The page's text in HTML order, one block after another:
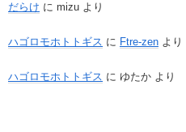
だらけ に mizu より
ハゴロモホトトギス に Ftre-zen より
ハゴロモホトトギス に ゆたか より